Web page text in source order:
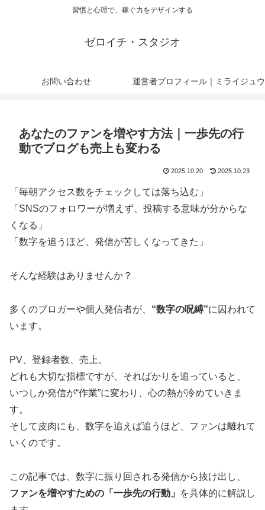
習慣と心理で、稼ぐ力をデザインする
ゼロイチ・スタジオ
お問い合わせ 運営者プロフィール｜ミライジュウ
あなたのファンを増やす方法｜一歩先の行
動でブログも売上も変わる
2025.10.20 2025.10.23
「毎朝アクセス数をチェックしては落ち込む」
「SNSのフォロワーが増えず、投稿する意味が分からな
くなる」
「数字を追うほど、発信が苦しくなってきた」
そんな経験はありませんか？
多くのブロガーや個人発信者が、 “数字の呪縛”に囚われて
います。
PV、登録者数、売上。
どれも大切な指標ですが、そればかりを追っていると、
いつしか発信が“作業”に変わり、心の熱が冷めていきま
す。
そして皮肉にも、数字を追えば追うほど、ファンは離れて
いくのです。
この記事では、数字に振り回される発信から抜け出し、
ファンを増やすための「一歩先の行動」
を具体的に解説し